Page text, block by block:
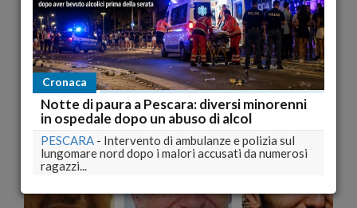
Poggiofiorito 2014, DE RITIS, DI MUNNO, DI
GIROLAMO, preferenze, liste, nomi candidati
CORINO DI GIROLAMO REMO D'ALESSANDRO 19 WALTER
BUZZELLI 47 JUAN PABLO CARULLI 11 TIZIANA...
pubblicato il 27/04/2014 10:59
Cronaca
Notte di paura a Pescara: diversi minorenni
in ospedale dopo un abuso di alcol
PESCARA - Intervento di ambulanze e polizia sul
lungomare nord dopo i malori accusati da numerosi
ragazzi...